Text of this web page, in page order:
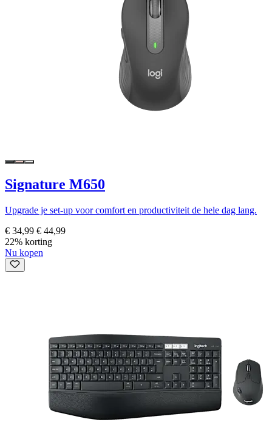
Signature M650
Upgrade je set-up voor comfort en productiviteit de hele dag lang.
€ 34,99 € 44,99
22% korting
Nu kopen